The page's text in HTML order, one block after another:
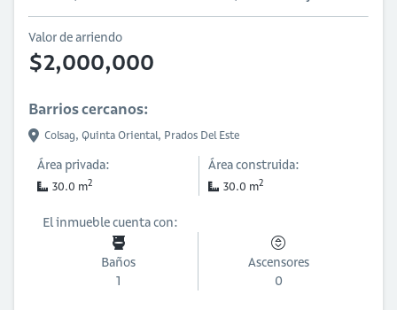
Valor de arriendo
$2,000,000
Barrios cercanos:
Colsag, Quinta Oriental, Prados Del Este
Área privada:
30.0 m2
Área construida:
30.0 m2
El inmueble cuenta con:
Baños
1
Ascensores
0